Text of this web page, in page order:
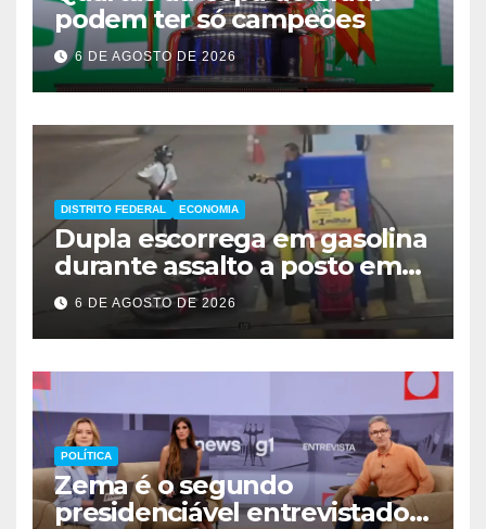
podem ter só campeões
6 DE AGOSTO DE 2026
DISTRITO FEDERAL ECONOMIA
Dupla escorrega em gasolina
durante assalto a posto em
Ceilândia
6 DE AGOSTO DE 2026
POLÍTICA
Zema é o segundo
presidenciável entrevistado